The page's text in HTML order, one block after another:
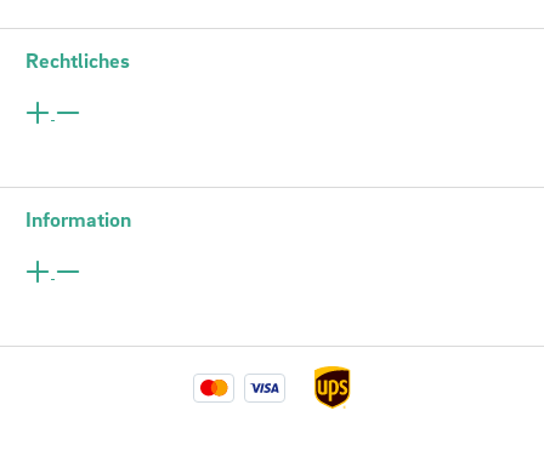
Rechtliches
Information